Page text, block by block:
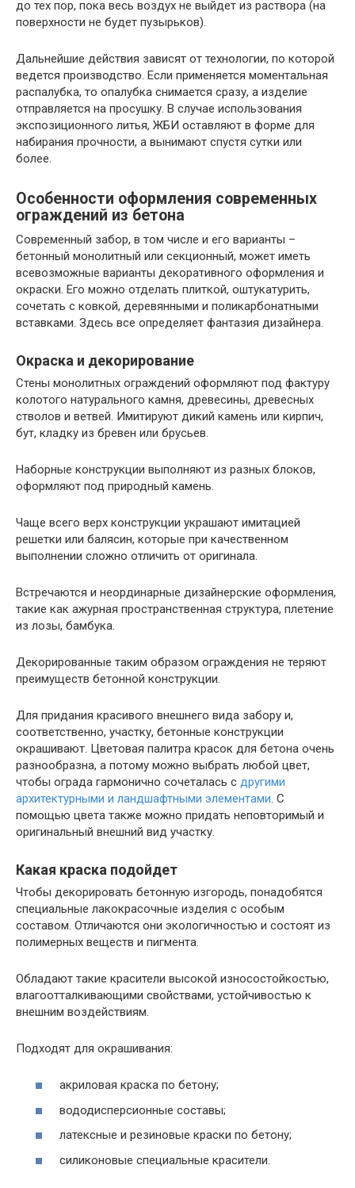
до тех пор, пока весь воздух не выйдет из раствора (на
поверхности не будет пузырьков).
Дальнейшие действия зависят от технологии, по которой
ведется производство. Если применяется моментальная
распалубка, то опалубка снимается сразу, а изделие
отправляется на просушку. В случае использования
экспозиционного литья, ЖБИ оставляют в форме для
набирания прочности, а вынимают спустя сутки или
более.
Особенности оформления современных
ограждений из бетона
Современный забор, в том числе и его варианты –
бетонный монолитный или секционный, может иметь
всевозможные варианты декоративного оформления и
окраски. Его можно отделать плиткой, оштукатурить,
сочетать с ковкой, деревянными и поликарбонатными
вставками. Здесь все определяет фантазия дизайнера.
Окраска и декорирование
Стены монолитных ограждений оформляют под фактуру
колотого натурального камня, древесины, древесных
стволов и ветвей. Имитируют дикий камень или кирпич,
бут, кладку из бревен или брусьев.
Наборные конструкции выполняют из разных блоков,
оформляют под природный камень.
Чаще всего верх конструкции украшают имитацией
решетки или балясин, которые при качественном
выполнении сложно отличить от оригинала.
Встречаются и неординарные дизайнерские оформления,
такие как ажурная пространственная структура, плетение
из лозы, бамбука.
Декорированные таким образом ограждения не теряют
преимуществ бетонной конструкции.
Для придания красивого внешнего вида забору и,
соответственно, участку, бетонные конструкции
окрашивают. Цветовая палитра красок для бетона очень
разнообразна, а потому можно выбрать любой цвет,
чтобы ограда гармонично сочеталась с другими
архитектурными и ландшафтными элементами. С
помощью цвета также можно придать неповторимый и
оригинальный внешний вид участку.
Какая краска подойдет
Чтобы декорировать бетонную изгородь, понадобятся
специальные лакокрасочные изделия с особым
составом. Отличаются они экологичностью и состоят из
полимерных веществ и пигмента.
Обладают такие красители высокой износостойкостью,
влагоотталкивающими свойствами, устойчивостью к
внешним воздействиям.
Подходят для окрашивания:
акриловая краска по бетону;
вододисперсионные составы;
латексные и резиновые краски по бетону;
силиконовые специальные красители.